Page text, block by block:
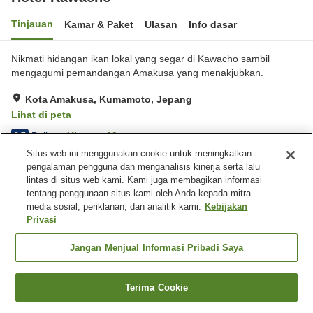
Tinjauan Kamar & Paket Ulasan Info dasar
Nikmati hidangan ikan lokal yang segar di Kawacho sambil
mengagumi pemandangan Amakusa yang menakjubkan.
Kota Amakusa, Kumamoto, Jepang
Lihat di peta
3.7 Baik Ulasan:10
Fasilitas properti
Tempat parkir
Restoran
Pojok izakaya
Ruang rapat
Jepang Kumamoto Kota Amakusa Hotel Kawacho
Cari kamar
Situs web ini menggunakan cookie untuk meningkatkan
pengalaman pengguna dan menganalisis kinerja serta lalu
lintas di situs web kami. Kami juga membagikan informasi
tentang penggunaan situs kami oleh Anda kepada mitra
media sosial, periklanan, dan analitik kami. Kebijakan
Privasi
Jangan Menjual Informasi Pribadi Saya
Terima Cookie